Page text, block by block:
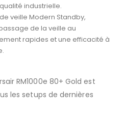
industrielle.
veille Modern Standby,
de la veille au
rapides et une efficacité à
RM1000e 80+ Gold est
les setups de dernières